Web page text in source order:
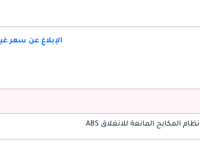
الإبلاغ عن سعر
نظام المكابح المانعة للانغلاق ABS